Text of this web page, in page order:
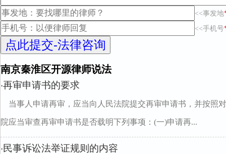
<<事发地
<<手机号
南京秦淮区开源律师说法
·再审申请书的要求
当事人申请再审，应当向人民法院提交再审申请书，并按照
院应当审查再审申请书是否载明下列事项：(一)申请再...
· 民事诉讼法举证规则的内容